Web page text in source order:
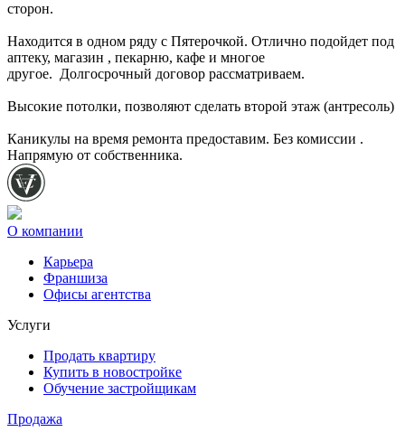
сторон.
Находится в одном ряду с Пятерочкой. Отлично подойдет под
аптеку, магазин , пекарню, кафе и многое
другое. Долгосрочный договор рассматриваем.
Высокие потолки, позволяют сделать второй этаж (антресоль)
Каникулы на время ремонта предоставим. Без комиссии .
Напрямую от собственника.
О компании
Карьера
Франшиза
Офисы агентства
Услуги
Продать квартиру
Купить в новостройке
Обучение застройщикам
Продажа